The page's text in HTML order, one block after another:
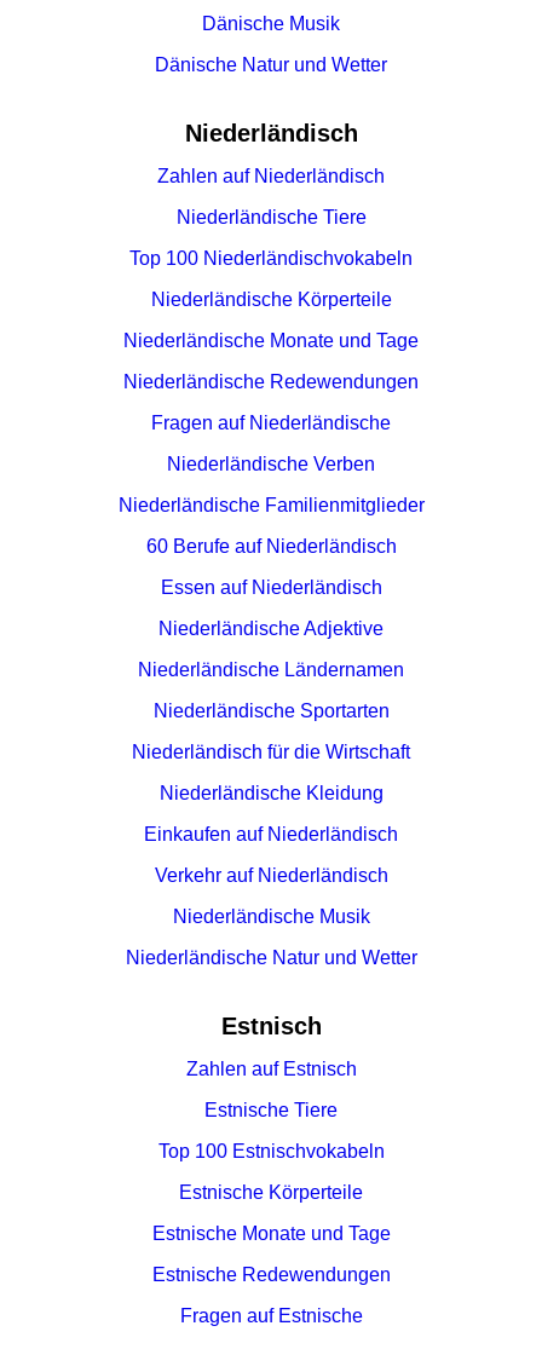
Dänische Musik
Dänische Natur und Wetter
Niederländisch
Zahlen auf Niederländisch
Niederländische Tiere
Top 100 Niederländischvokabeln
Niederländische Körperteile
Niederländische Monate und Tage
Niederländische Redewendungen
Fragen auf Niederländische
Niederländische Verben
Niederländische Familienmitglieder
60 Berufe auf Niederländisch
Essen auf Niederländisch
Niederländische Adjektive
Niederländische Ländernamen
Niederländische Sportarten
Niederländisch für die Wirtschaft
Niederländische Kleidung
Einkaufen auf Niederländisch
Verkehr auf Niederländisch
Niederländische Musik
Niederländische Natur und Wetter
Estnisch
Zahlen auf Estnisch
Estnische Tiere
Top 100 Estnischvokabeln
Estnische Körperteile
Estnische Monate und Tage
Estnische Redewendungen
Fragen auf Estnische